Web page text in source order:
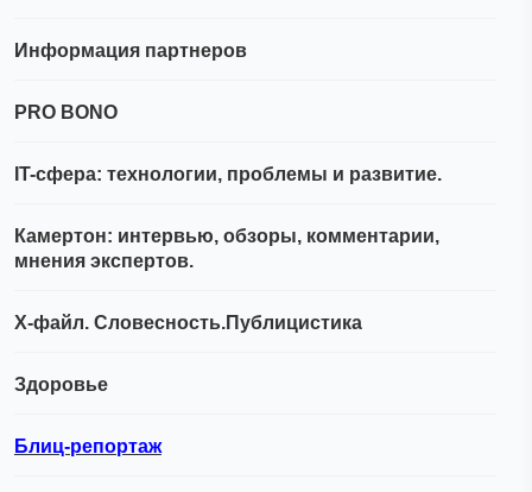
Информация партнеров
PRO BONO
IT-сфера: технологии, проблемы и развитие.
Камертон: интервью, обзоры, комментарии,
мнения экспертов.
Х-файл. Словесность.Публицистика
Здоровье
Блиц-репортаж